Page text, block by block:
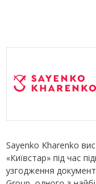
Sayenko Kharenko
«Київстар» під час
узгодження